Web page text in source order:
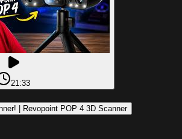
21:33
| Revopoint POP 4 3D Scanner